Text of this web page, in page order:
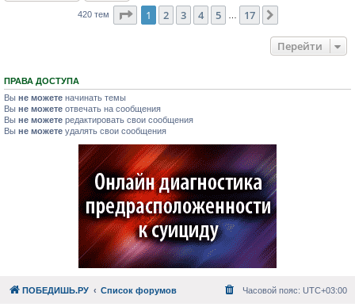
420 тем Страница из 17
1 2 3 4 5 17
Перейти
ПРАВА ДОСТУПА
Вы не можете начинать темы
Вы не можете отвечать на сообщения
Вы не можете редактировать свои сообщения
Вы не можете удалять свои сообщения
ПОБЕДИШЬ.РУ Список форумов Часовой пояс: UTC+03:00